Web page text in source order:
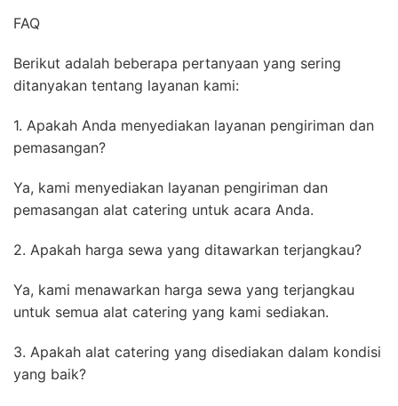
FAQ
Berikut adalah beberapa pertanyaan yang sering
ditanyakan tentang layanan kami:
1. Apakah Anda menyediakan layanan pengiriman dan
pemasangan?
Ya, kami menyediakan layanan pengiriman dan
pemasangan alat catering untuk acara Anda.
2. Apakah harga sewa yang ditawarkan terjangkau?
Ya, kami menawarkan harga sewa yang terjangkau
untuk semua alat catering yang kami sediakan.
3. Apakah alat catering yang disediakan dalam kondisi
yang baik?